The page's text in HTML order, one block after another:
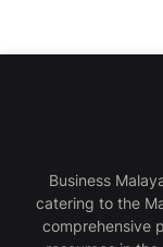
Business
catering to the
comprehensive